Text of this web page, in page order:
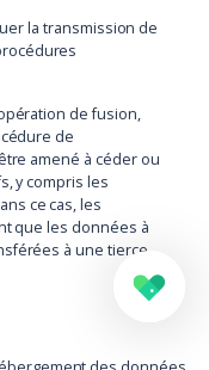
la transmission de
de fusion,
de
amené à céder ou
y compris les
ce cas, les
que les données à
à une tierce